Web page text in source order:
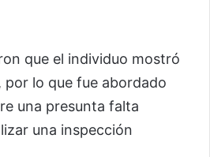
que el individuo mostró
por lo que fue abordado
una presunta falta
una inspección